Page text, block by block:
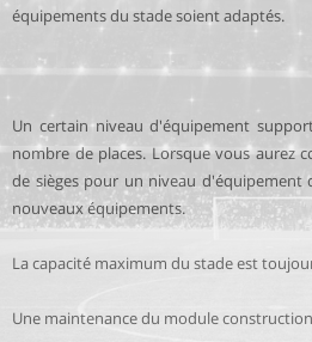
équipements du stade soient adaptés.
Un certain niveau d'équipement
nombre de places. Lorsque vous aurez
de sièges pour un niveau d'équipement
nouveaux équipements.
La capacité maximum du stade est
Une maintenance du module